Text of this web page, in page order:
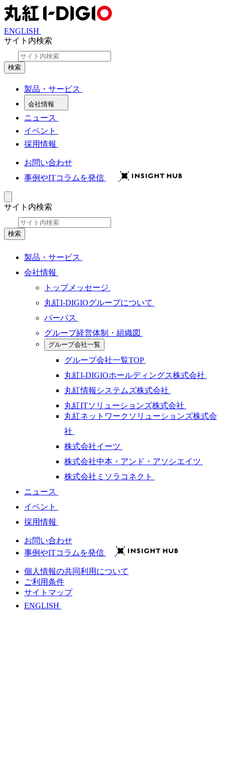
ENGLISH
サイト内検索
検索
製品・サービス
会社情報
ニュース
イベント
採用情報
お問い合わせ
事例やITコラムを発信
サイト内検索
検索
製品・サービス
会社情報
トップメッセージ
丸紅I-DIGIOグループについて
パーパス
グループ経営体制・組織図
グループ会社一覧
グループ会社一覧TOP
丸紅I-DIGIOホールディングス株式会社
丸紅情報システムズ株式会社
丸紅ITソリューションズ株式会社
丸紅ネットワークソリューションズ株式会
社
株式会社イーツ
株式会社中本・アンド・アソシエイツ
株式会社ミソラコネクト
ニュース
イベント
採用情報
お問い合わせ
事例やITコラムを発信
個人情報の共同利用について
ご利用条件
サイトマップ
ENGLISH